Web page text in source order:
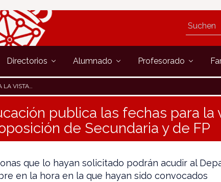
Directorios Alumnado Profesorado
Y DE FP
publica las fechas para
de Secundaria y de FP
que lo hayan solicitado podrán acudir al
en la hora en la que hayan sido convocados